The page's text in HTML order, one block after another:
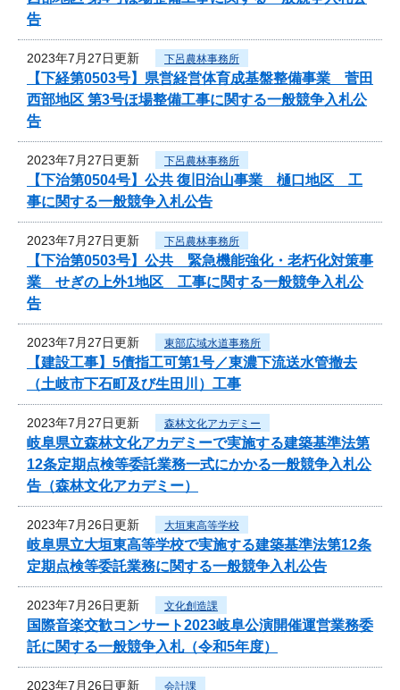
告
2023年7月27日更新 下呂農林事務所
【下経第0503号】県営経営体育成基盤整備事業 菅田
西部地区 第3号ほ場整備工事に関する一般競争入札公
告
2023年7月27日更新 下呂農林事務所
【下治第0504号】公共 復旧治山事業 樋口地区 工
事に関する一般競争入札公告
2023年7月27日更新 下呂農林事務所
【下治第0503号】公共 緊急機能強化・老朽化対策事
業 せぎの上外1地区 工事に関する一般競争入札公
告
2023年7月27日更新 東部広域水道事務所
【建設工事】5債指工可第1号／東濃下流送水管撤去
（土岐市下石町及び生田川）工事
2023年7月27日更新 森林文化アカデミー
岐阜県立森林文化アカデミーで実施する建築基準法第
12条定期点検等委託業務一式にかかる一般競争入札公
告（森林文化アカデミー）
2023年7月26日更新 大垣東高等学校
岐阜県立大垣東高等学校で実施する建築基準法第12条
定期点検等委託業務に関する一般競争入札公告
2023年7月26日更新 文化創造課
国際音楽交歓コンサート2023岐阜公演開催運営業務委
託に関する一般競争入札（令和5年度）
2023年7月26日更新 会計課